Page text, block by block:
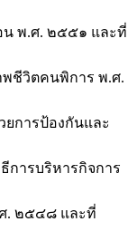
น พ.ศ. ๒๕๕๑ และที่
ชีวิตคนพิการ พ.ศ.
การป้องกันและ
การบริหารกิจการ
ศ. ๒๕๔๘ และที่